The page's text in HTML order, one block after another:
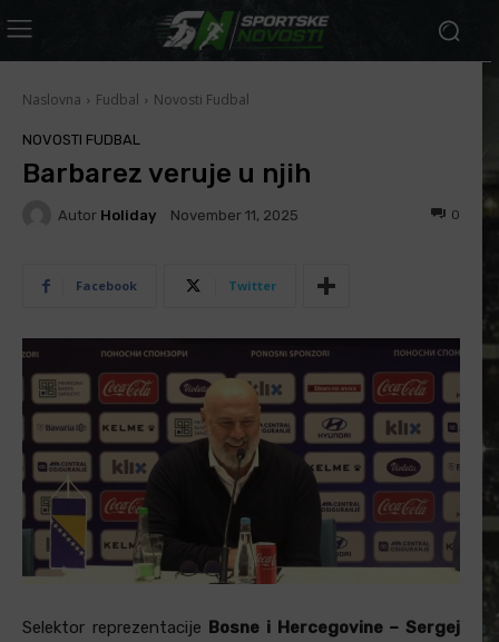
Naslovna Fudbal Novosti Fudbal
NOVOSTI FUDBAL
Barbarez veruje u njih
Autor Holiday November 11, 2025 0
Facebook Twitter
Selektor reprezentacije
Bosne i Hercegovine – Sergej